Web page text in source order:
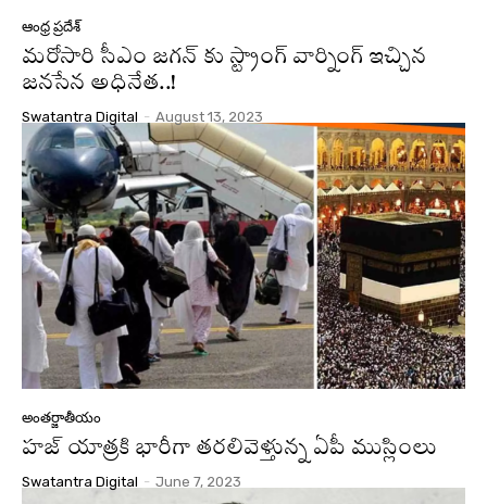
ఆంధ్ర ప్రదేశ్
మరోసారి సీఎం జగన్ కు స్ట్రాంగ్ వార్నింగ్ ఇచ్చిన
జనసేన అధినేత..!
Swatantra Digital - August 13, 2023
అంతర్జాతీయం
హజ్ యాత్రకి భారీగా తరలివెళ్తున్న ఏపీ ముస్లింలు
Swatantra Digital - June 7, 2023